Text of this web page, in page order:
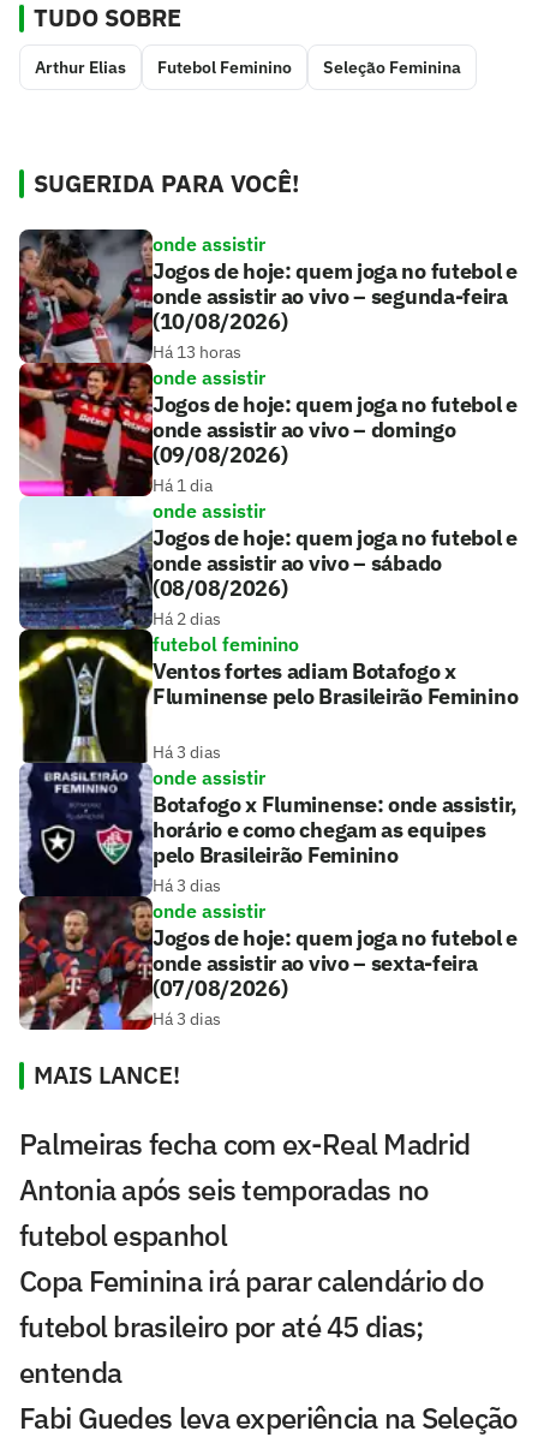
TUDO SOBRE
Arthur Elias Futebol Feminino Seleção Feminina
SUGERIDA PARA VOCÊ!
onde assistir
Jogos de hoje: quem joga no futebol e
onde assistir ao vivo – segunda-feira
(10/08/2026)
Há 13 horas
onde assistir
Jogos de hoje: quem joga no futebol e
onde assistir ao vivo – domingo
(09/08/2026)
Há 1 dia
onde assistir
Jogos de hoje: quem joga no futebol e
onde assistir ao vivo – sábado
(08/08/2026)
Há 2 dias
futebol feminino
Ventos fortes adiam Botafogo x
Fluminense pelo Brasileirão Feminino
Há 3 dias
onde assistir
Botafogo x Fluminense: onde assistir,
horário e como chegam as equipes
pelo Brasileirão Feminino
Há 3 dias
onde assistir
Jogos de hoje: quem joga no futebol e
onde assistir ao vivo – sexta-feira
(07/08/2026)
Há 3 dias
MAIS LANCE!
Palmeiras fecha com ex-Real Madrid
Antonia após seis temporadas no
futebol espanhol
Copa Feminina irá parar calendário do
futebol brasileiro por até 45 dias;
entenda
Fabi Guedes leva experiência na Seleção